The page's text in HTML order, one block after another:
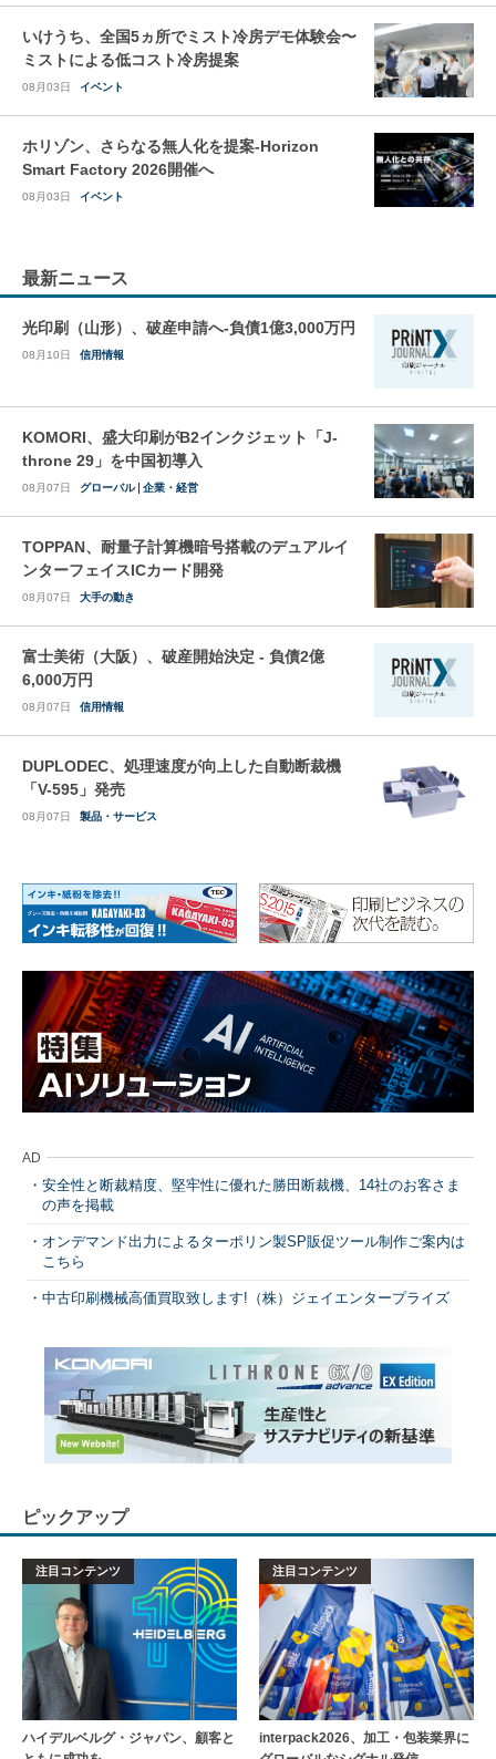
いけうち、全国5ヵ所でミスト冷房デモ体験会〜
ミストによる低コスト冷房提案
08月03日 イベント
ホリゾン、さらなる無人化を提案-Horizon
Smart Factory 2026開催へ
08月03日 イベント
最新ニュース
光印刷（山形）、破産申請へ-負債1億3,000万円
08月10日 信用情報
KOMORI、盛大印刷がB2インクジェット「J-
throne 29」を中国初導入
08月07日 グローバル 企業・経営
TOPPAN、耐量子計算機暗号搭載のデュアルイ
ンターフェイスICカード開発
08月07日 大手の動き
富士美術（大阪）、破産開始決定 - 負債2億
6,000万円
08月07日 信用情報
DUPLODEC、処理速度が向上した自動断裁機
「V-595」発売
08月07日 製品・サービス
AD
安全性と断裁精度、堅牢性に優れた勝田断裁機、14社のお客さま
の声を掲載
オンデマンド出力によるターポリン製SP販促ツール制作ご案内は
こちら
中古印刷機械高価買取致します!（株）ジェイエンタープライズ
ピックアップ
注目コンテンツ
ハイデルベルグ・ジャパン、顧客と
注目コンテンツ
interpack2026、加工・包装業界に